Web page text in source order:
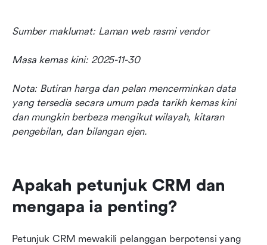
Sumber maklumat: Laman web rasmi vendor
Masa kemas kini: 2025-11-30
Nota: Butiran harga dan pelan mencerminkan data
yang tersedia secara umum pada tarikh kemas kini
dan mungkin berbeza mengikut wilayah, kitaran
pengebilan, dan bilangan ejen.
Apakah petunjuk CRM dan
mengapa ia penting?
Petunjuk CRM mewakili pelanggan berpotensi yang